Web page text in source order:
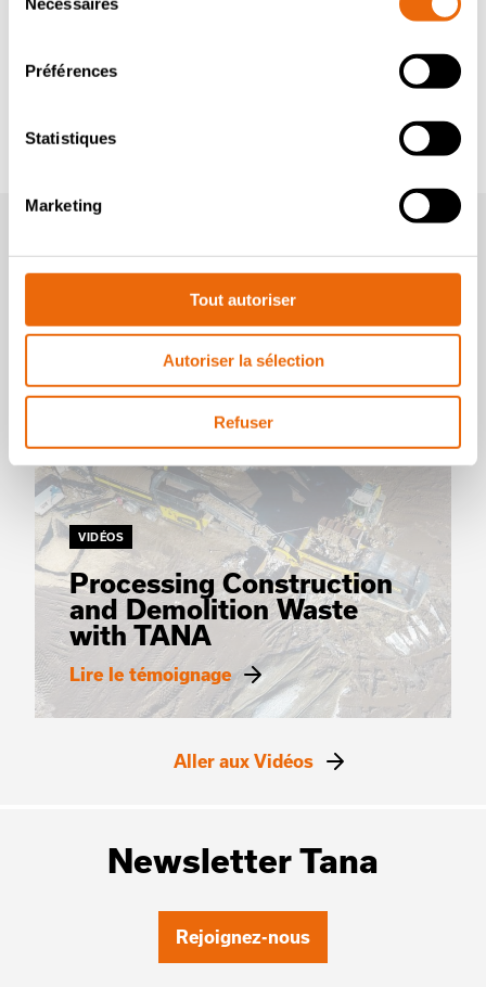
du
Préférences
Statistiques
Marketing
Tout autoriser
Autoriser la sélection
Refuser
VIDÉOS
Processing Construction
and Demolition Waste
with TANA
Lire le témoignage
Aller aux Vidéos
Newsletter Tana
Rejoignez-nous